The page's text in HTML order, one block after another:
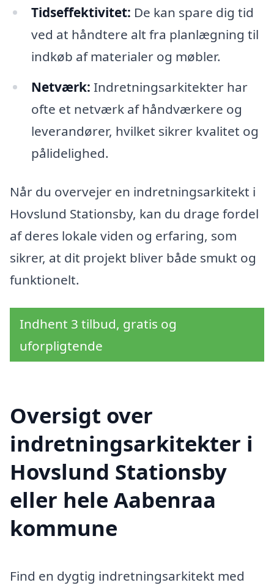
Tidseffektivitet: De kan spare dig tid
ved at håndtere alt fra planlægning til
indkøb af materialer og møbler.
Netværk: Indretningsarkitekter har
ofte et netværk af håndværkere og
leverandører, hvilket sikrer kvalitet og
pålidelighed.
Når du overvejer en indretningsarkitekt i
Hovslund Stationsby, kan du drage fordel
af deres lokale viden og erfaring, som
sikrer, at dit projekt bliver både smukt og
funktionelt.
Indhent 3 tilbud, gratis og
uforpligtende
Oversigt over
indretningsarkitekter i
Hovslund Stationsby
eller hele Aabenraa
kommune
Find en dygtig indretningsarkitekt med